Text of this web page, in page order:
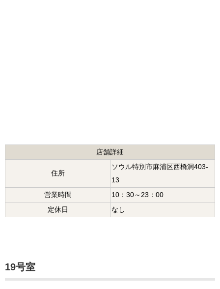
店舗詳細
住所
ソウル特別市麻浦区西橋洞403-
13
営業時間
10：30～23：00
定休日
なし
19号室